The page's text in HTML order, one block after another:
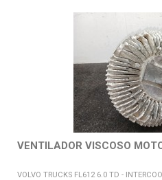
VENTILADOR VISCOSO
VOLVO TRUCKS FL612 6.0 TD -